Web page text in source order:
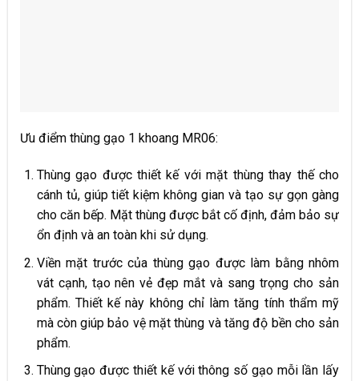
Ưu điểm thùng gạo 1 khoang MR06:
Thùng gạo được thiết kế với mặt thùng thay thế cho
cánh tủ, giúp tiết kiệm không gian và tạo sự gọn gàng
cho căn bếp. Mặt thùng được bắt cố định, đảm bảo sự
ổn định và an toàn khi sử dụng.
Viền mặt trước của thùng gạo được làm bằng nhôm
vát cạnh, tạo nên vẻ đẹp mắt và sang trọng cho sản
phẩm. Thiết kế này không chỉ làm tăng tính thẩm mỹ
mà còn giúp bảo vệ mặt thùng và tăng độ bền cho sản
phẩm.
Thùng gạo được thiết kế với thông số gạo mỗi lần lấy